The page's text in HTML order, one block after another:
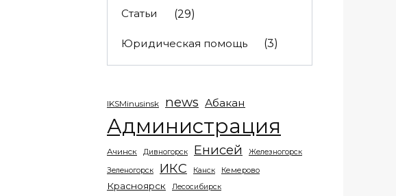
Статьи (29)
Юридическая помощь (3)
IKSMinusinsk news Абакан
Администрация
Ачинск Дивногорск Енисей Железногорск
Зеленогорск ИКС Канск Кемерово
Красноярск Лесосибирск